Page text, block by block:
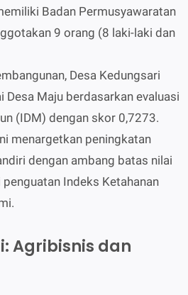
Badan Permusyawaratan
9 orang (8 laki-laki dan
Desa Kedungsari
Maju berdasarkan evaluasi
(IDM) dengan skor 0,7273.
menargetkan peningkatan
dengan ambang batas nilai
Indeks Ketahanan
Agribisnis dan